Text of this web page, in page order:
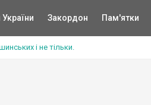
України Закордон Пам'ятки
і не тільки.